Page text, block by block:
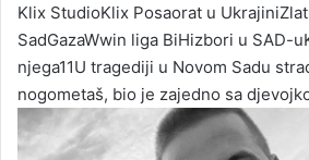
Klix StudioKlix Posaorat u Ukrajini
SadGazaWwin liga BiHizbori u SAD-
njega11U tragediji u Novom Sadu
nogometaš, bio je zajedno sa
Milosavljević sa djevojkom Anđelom
satFacebook
Messenger TwitterEmail